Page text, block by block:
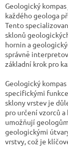
Geologický
každého geologa
Tento
sklonů
hornin a
správně
základní krok pro
Geologický
specifickými
sklony vrstev je
pro určení vzorců
umožňují
geologickými
vrstvy, což je